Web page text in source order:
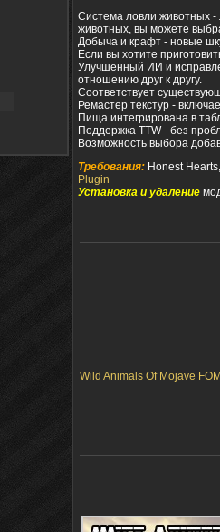
Система ловли животных -
животных, вы можете
Добыча и крафт - новые
Если вы хотите
Улучшенный ИИ и
отношению друг к другу.
Соответствует
Ремастер текстур -
Пища интегрирована в
Поддержка TTW - без
Возможность выбора
Требования: Honest
Plugin
Установка и удаление
Wild Animals Of Mojave